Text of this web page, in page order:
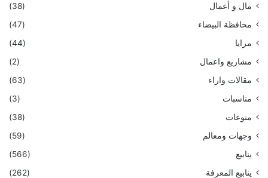
مال و أعمال
(38)
محافظة البيضاء
(47)
مرايا
(44)
مشاريع واعمال
(2)
مقالات واراء
(63)
مناسبات
(3)
منوعات
(38)
وجهات ومعالم
(59)
ينابيع
(566)
ينابيع المعرفة
(262)